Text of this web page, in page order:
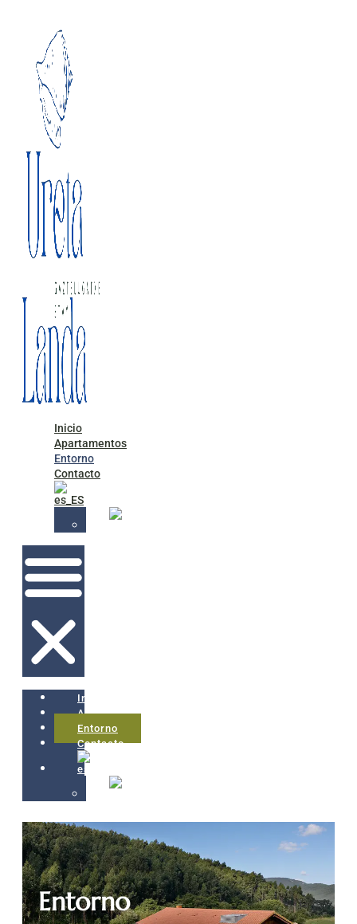
Inicio
Apartamentos
Entorno
Contacto
Inicio
Apartamentos
Entorno
Contacto
Entorno